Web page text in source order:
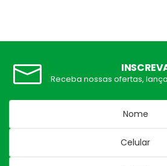
Receba nossas ofertas,